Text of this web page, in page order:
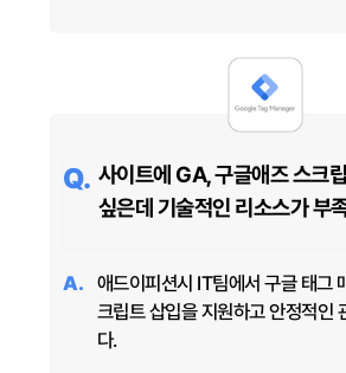
사이트에 GA, 구글애즈 스크
싶은데 기술적인 리소스가 부
애드이피션시 IT팀에서 구글 태그
크립트 삽입을 지원하고 안정적인
다.